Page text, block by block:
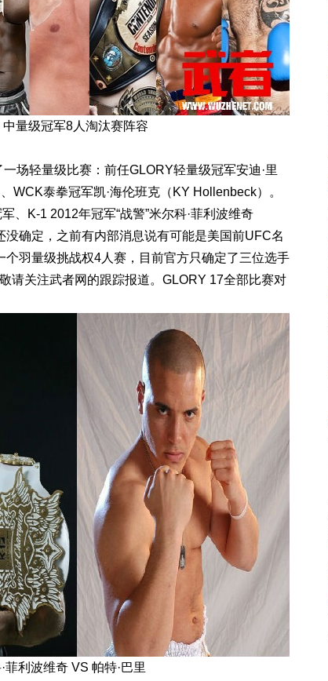
量级冠军8人淘汰赛阵容
轻量级比赛：前任GLORY轻量级冠军安迪·里
WCK泰拳冠军凯·海伦班克（KY Hollenbeck）。
、K-1 2012年冠军“战警”米尔科·菲利波维奇
确定，之前有内部消息说有可能是美国前UFC名
个羽量级挑战权4人赛，目前官方只确定了三位选手
请关注武者网的跟踪报道。GLORY 17全部比赛对
菲利波维奇 VS 帕特·巴里